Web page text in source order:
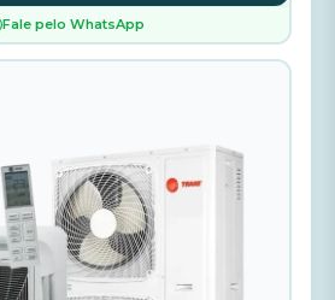
Fale pelo WhatsApp